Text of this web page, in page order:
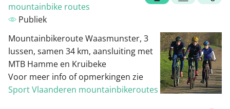
mountainbike routes
Publiek
Mountainbikeroute Waasmunster, 3
lussen, samen 34 km, aansluiting met
MTB Hamme en Kruibeke
Voor meer info of opmerkingen zie
Sport Vlaanderen mountainbikeroutes